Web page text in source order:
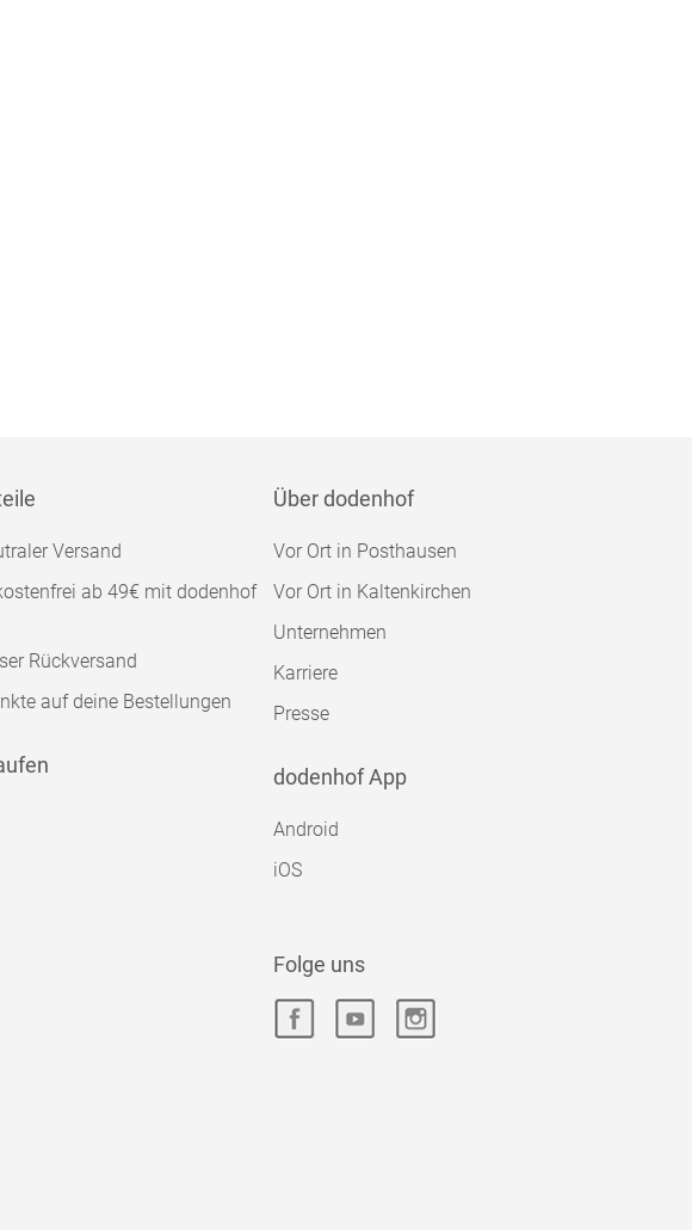
Versand
ab 49€ mit dodenhof
Rückversand
auf deine Bestellungen
Über dodenhof
Vor Ort in Posthausen
Vor Ort in Kaltenkirchen
Unternehmen
Karriere
Presse
dodenhof App
Android
iOS
Folge uns